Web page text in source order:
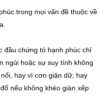
trong mọi vấn đề thuộc về
đầu chứng tỏ hạnh phúc chỉ
ngủi hoặc sự suy tính không
hay vì cơn giận dữ, hay
nếu không khéo giàn xếp